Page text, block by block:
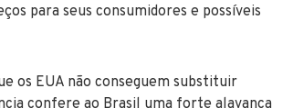
para seus consumidores e possíveis
os EUA não conseguem substituir
confere ao Brasil uma forte alavanca